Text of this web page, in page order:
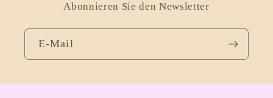
Abonnieren Sie den Newsletter
E-Mail